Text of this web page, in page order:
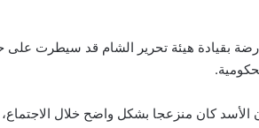
بقيادة هيئة تحرير الشام قد سيطرت على
الأسد كان منزعجا بشكل واضح خلال